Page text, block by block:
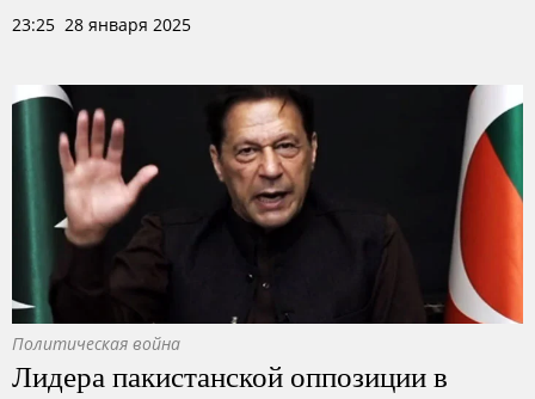
23:25 28 января 2025
Политическая война
Лидера пакистанской оппозиции в